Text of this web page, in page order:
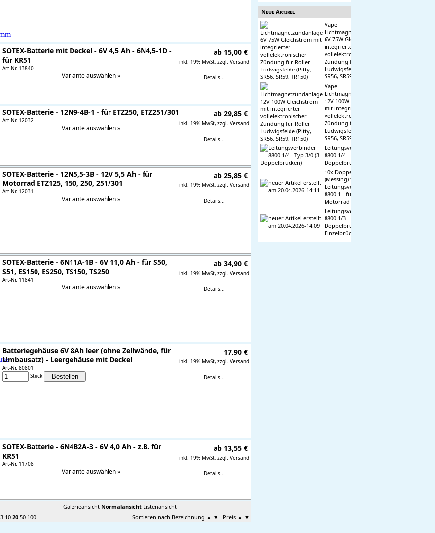
ab 15,00 €
inkl. 19% MwSt, zzgl. Versand
Details...
SOTEX-Batterie mit Deckel - 6V 4,5 Ah - 6N4,5-1D -
für KR51
Art-Nr. 13840
Variante auswählen »
ab 29,85 €
inkl. 19% MwSt, zzgl. Versand
Details...
SOTEX-Batterie - 12N9-4B-1 - für ETZ250, ETZ251/301
Art-Nr. 12032
Variante auswählen »
ab 25,85 €
inkl. 19% MwSt, zzgl. Versand
Details...
SOTEX-Batterie - 12N5,5-3B - 12V 5,5 Ah - für
Motorrad ETZ125, 150, 250, 251/301
Art-Nr. 12031
Variante auswählen »
ab 34,90 €
inkl. 19% MwSt, zzgl. Versand
Details...
SOTEX-Batterie - 6N11A-1B - 6V 11,0 Ah - für S50,
S51, ES150, ES250, TS150, TS250
Art-Nr. 11841
Variante auswählen »
17,90 €
inkl. 19% MwSt, zzgl. Versand
Details...
Batteriegehäuse 6V 8Ah leer (ohne Zellwände, für
Umbausatz) - Leergehäuse mit Deckel
Art-Nr. 80801
Stück
ab 13,55 €
inkl. 19% MwSt, zzgl. Versand
Details...
SOTEX-Batterie - 6N4B2A-3 - 6V 4,0 Ah - z.B. für
KR51
Art-Nr. 11708
Variante auswählen »
Galerieansicht Normalansicht Listenansicht
3 10 20 50 100 Sortieren nach Bezeichnung ▲ ▼ Preis ▲ ▼
Neue Artikel
Vape
Lichtmagnetzündanlage
6V 75W Gleichstrom mit
integrierter
vollelektronischer
Zündung für Roller
Ludwigsfelde (Pitty,
SR56, SR59, TR150)
Vape
Lichtmagnetzündanlage
12V 100W Gleichstrom
mit integrierter
vollelektronischer
Zündung für Roller
Ludwigsfelde (Pitty,
SR56, SR59, TR150)
Leitungsverbinder
8800.1/4 - Typ 3/0 (3
Doppelbrücken)
10x Doppelbrücken
(Messing) f.
Leitungsverbinder
8800.1 - für Mokick +
Motorrad
Leitungsverbinder
8800.1/3 - Typ 2/4 (2
Doppelbrücken + 4
Einzelbrücken)